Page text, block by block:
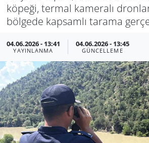
köpeği, termal kameralı
bölgede kapsamlı tarama
04.06.2026 - 13:41
YAYINLANMA
04.06.2026 - 13:45
GÜNCELLEME